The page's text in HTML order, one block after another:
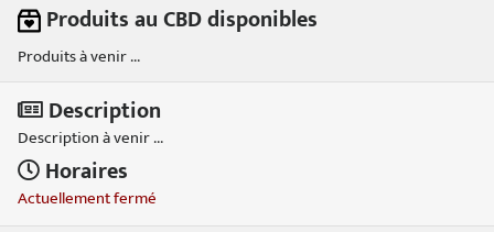
Produits au CBD disponibles
Produits à venir ...
Description
Description à venir ...
Horaires
Actuellement fermé